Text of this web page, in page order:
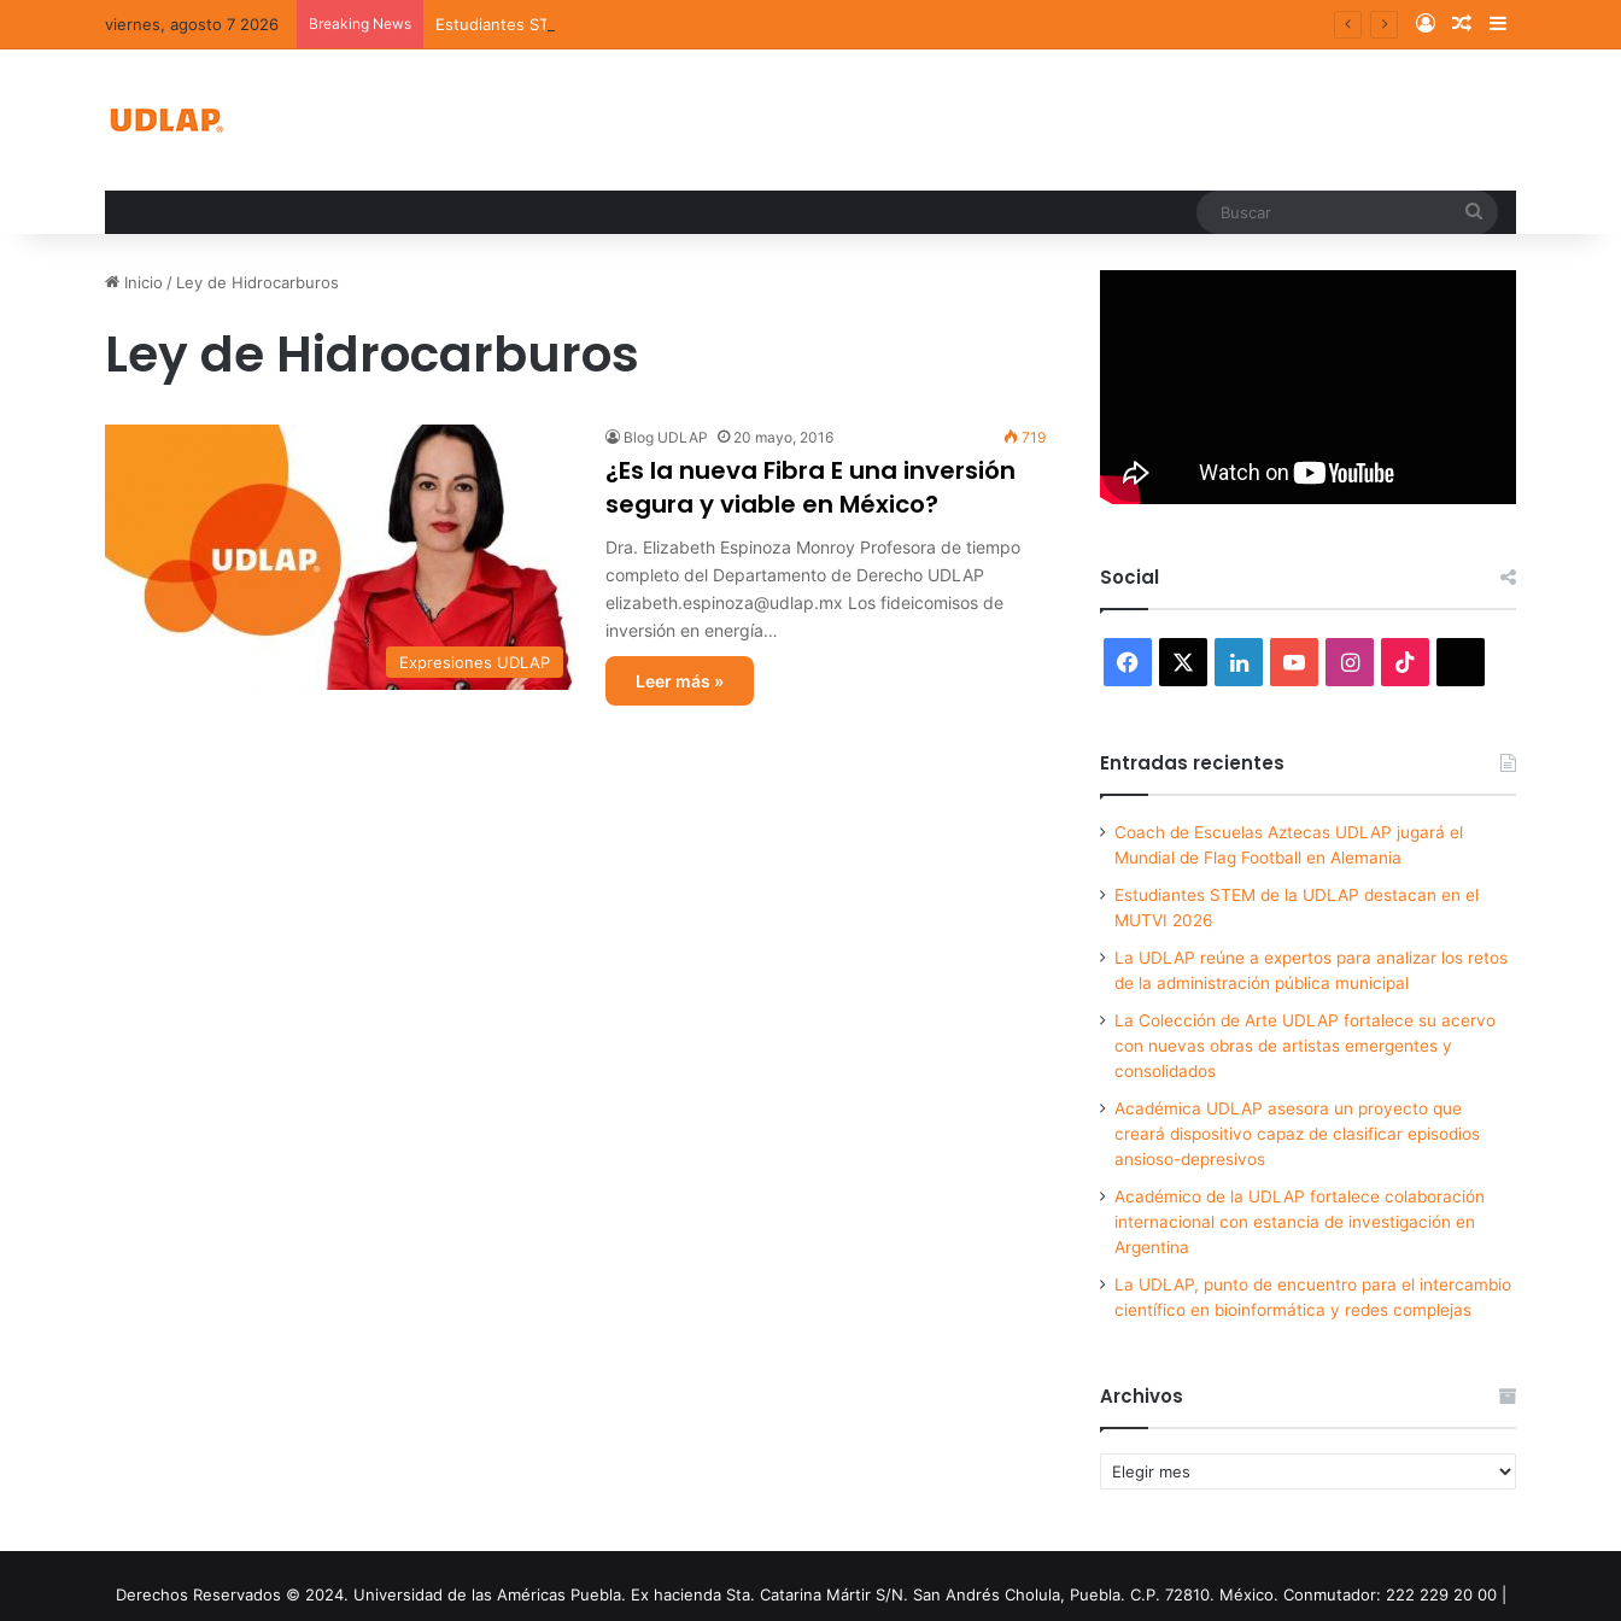
viernes, agosto 7 2026 Breaking News Estudiantes STEM de la UDLAP destacan en el MUTVI 2026 Log InRandom Article
Sidebar
Inicio / Ley de Hidrocarburos
Ley de Hidrocarburos
Expresiones UDLAP
Blog UDLAP 20 mayo, 2016 719
¿Es la nueva Fibra E una inversión
segura y viable en México?
Dra. Elizabeth Espinoza Monroy Profesora de tiempo
completo del Departamento de Derecho UDLAP
elizabeth.espinoza@udlap.mx Los fideicomisos de
inversión en energía…
Leer más »
Social
Facebook LinkedInYouTubeInstagram
Entradas recientes
Coach de Escuelas Aztecas UDLAP jugará el
Mundial de Flag Football en Alemania
Estudiantes STEM de la UDLAP destacan en el
MUTVI 2026
La UDLAP reúne a expertos para analizar los retos
de la administración pública municipal
La Colección de Arte UDLAP fortalece su acervo
con nuevas obras de artistas emergentes y
consolidados
Académica UDLAP asesora un proyecto que
creará dispositivo capaz de clasificar episodios
ansioso-depresivos
Académico de la UDLAP fortalece colaboración
internacional con estancia de investigación en
Argentina
La UDLAP, punto de encuentro para el intercambio
científico en bioinformática y redes complejas
Archivos
Archivos
Derechos Reservados © 2024. Universidad de las Américas Puebla. Ex hacienda Sta. Catarina Mártir S/N. San Andrés Cholula, Puebla. C.P. 72810. México. Conmutador: 222 229 20 00 |